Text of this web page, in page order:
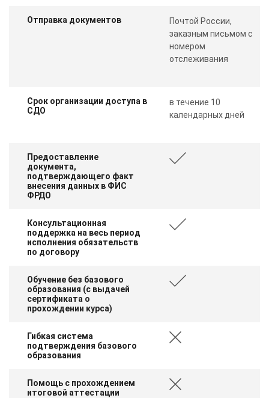
Отправка документов
Почтой России,
заказным письмом с
номером
отслеживания
Срок организации доступа в
СДО
в течение 10
календарных дней
Предоставление
документа,
подтверждающего факт
внесения данных в ФИС
ФРДО
Консультационная
поддержка на весь период
исполнения обязательств
по договору
Обучение без базового
образования (с выдачей
сертификата о
прохождении курса)
Гибкая система
подтверждения базового
образования
Помощь с прохождением
итоговой аттестации